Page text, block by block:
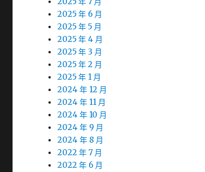
2025 年 6 月
2025 年 5 月
2025 年 4 月
2025 年 3 月
2025 年 2 月
2025 年 1 月
2024 年 12 月
2024 年 11 月
2024 年 10 月
2024 年 9 月
2024 年 8 月
2022 年 7 月
2022 年 6 月